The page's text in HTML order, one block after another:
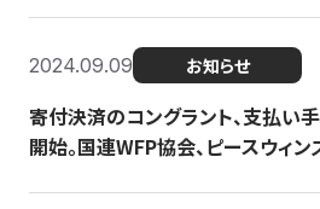
2024.09.09 お知らせ
寄付決済のコングラント、支払い
開始。国連WFP協会、ピースウィン